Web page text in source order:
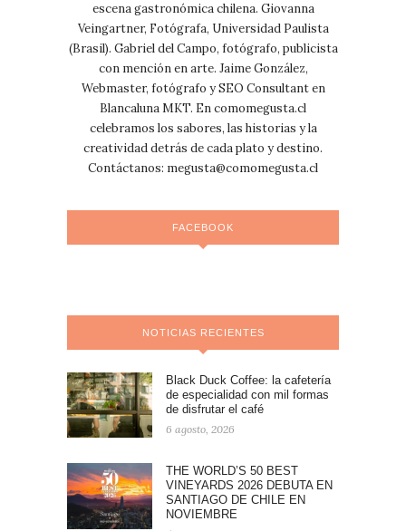
escena gastronómica chilena. Giovanna
Veingartner, Fotógrafa, Universidad Paulista
(Brasil). Gabriel del Campo, fotógrafo, publicista
con mención en arte. Jaime González,
Webmaster, fotógrafo y SEO Consultant en
Blancaluna MKT. En comomegusta.cl
celebramos los sabores, las historias y la
creatividad detrás de cada plato y destino.
Contáctanos: megusta@comomegusta.cl
FACEBOOK
NOTICIAS RECIENTES
Black Duck Coffee: la cafetería
de especialidad con mil formas
de disfrutar el café
6 agosto, 2026
THE WORLD’S 50 BEST
VINEYARDS 2026 DEBUTA EN
SANTIAGO DE CHILE EN
NOVIEMBRE